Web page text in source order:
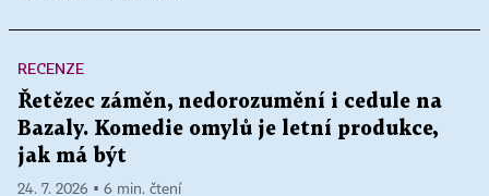
RECENZE
Řetězec záměn, nedorozumění i cedule na
Bazaly. Komedie omylů je letní produkce,
jak má být
24. 7. 2026 ▪ 6 min. čtení